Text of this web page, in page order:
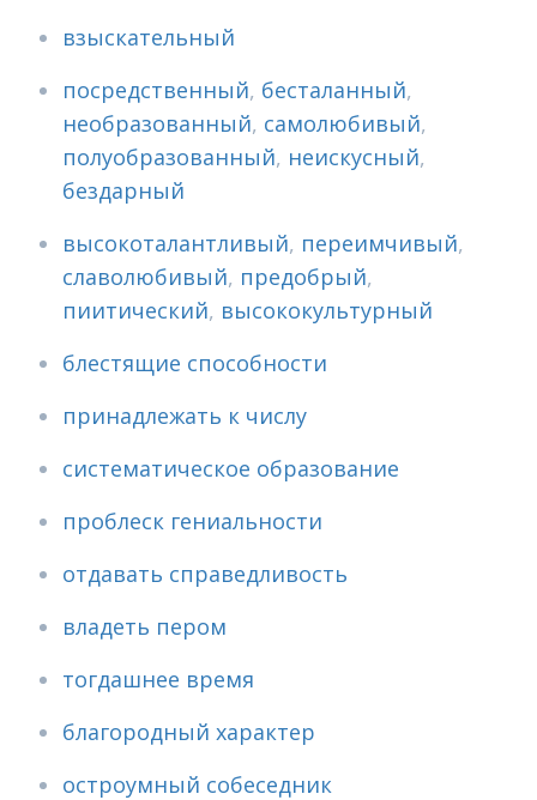
взыскательный
посредственный, бесталанный,
необразованный, самолюбивый,
полуобразованный, неискусный,
бездарный
высокоталантливый, переимчивый,
славолюбивый, предобрый,
пиитический, высококультурный
блестящие способности
принадлежать к числу
систематическое образование
проблеск гениальности
отдавать справедливость
владеть пером
тогдашнее время
благородный характер
остроумный собеседник